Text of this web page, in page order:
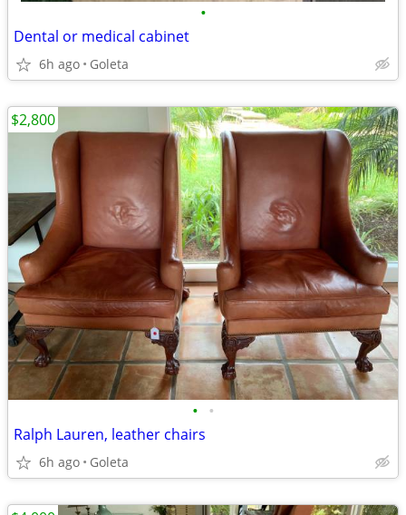
•
Dental or medical cabinet
6h ago Goleta
• •
Ralph Lauren, leather chairs
6h ago Goleta
$2,800